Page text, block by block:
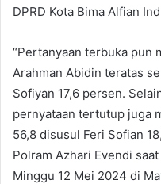
DPRD Kota Bima Alfian
“Pertanyaan terbuka pun
Arahman Abidin teratas
Sofiyan 17,6 persen.
pernyataan tertutup juga
56,8 disusul Feri Sofian
Polram Azhari Evendi
Minggu 12 Mei 2024 di